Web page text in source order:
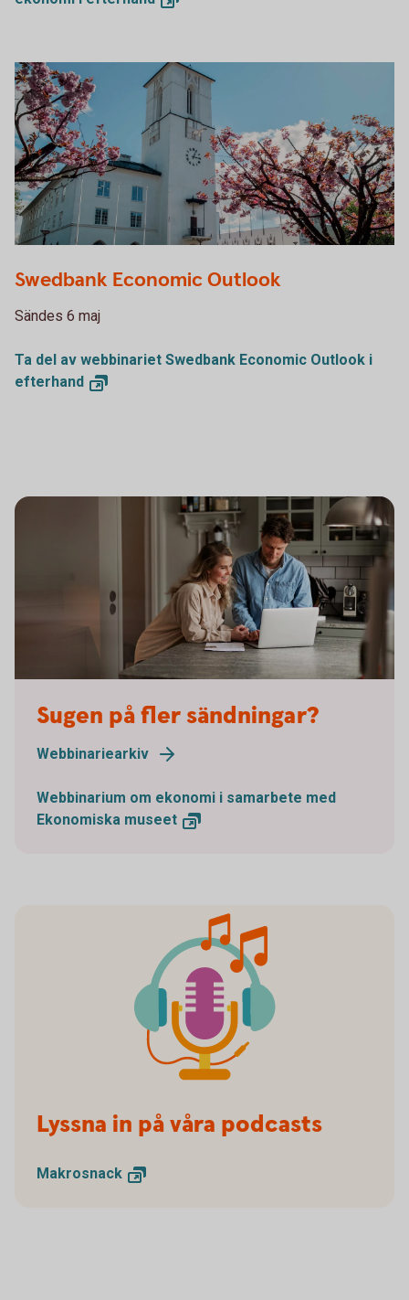
Swedbank Economic Outlook
Sändes 6 maj
Ta del av webbinariet Swedbank Economic Outlook i
efterhand
Sugen på fler sändningar?
Webbinariearkiv
Webbinarium om ekonomi i samarbete med
Ekonomiska museet
Lyssna in på våra podcasts
Makrosnack